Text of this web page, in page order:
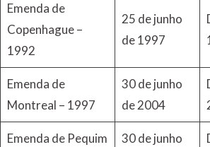
Emenda de
Copenhague –
1992
25 de junho
de 1997
Emenda de
Montreal – 1997
30 de junho
de 2004
Emenda de Pequim
30 de junho